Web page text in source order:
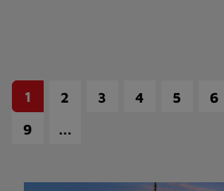
1 2 3 4 5 6
9
…